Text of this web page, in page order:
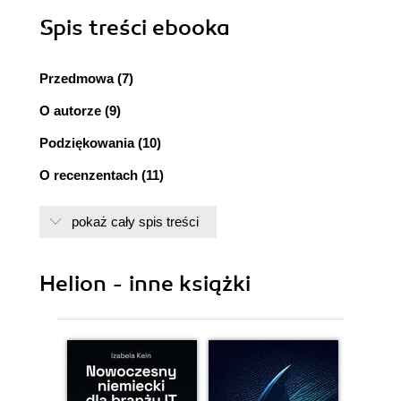
Spis treści ebooka
Przedmowa (7)
O autorze (9)
Podziękowania (10)
O recenzentach (11)
Instalacja i konfiguracja zależności serwera
Podstawowa weryfikacja instalacji Samby (26)
Podsumowanie (27)
pokaż cały spis treści
Helion - inne książki